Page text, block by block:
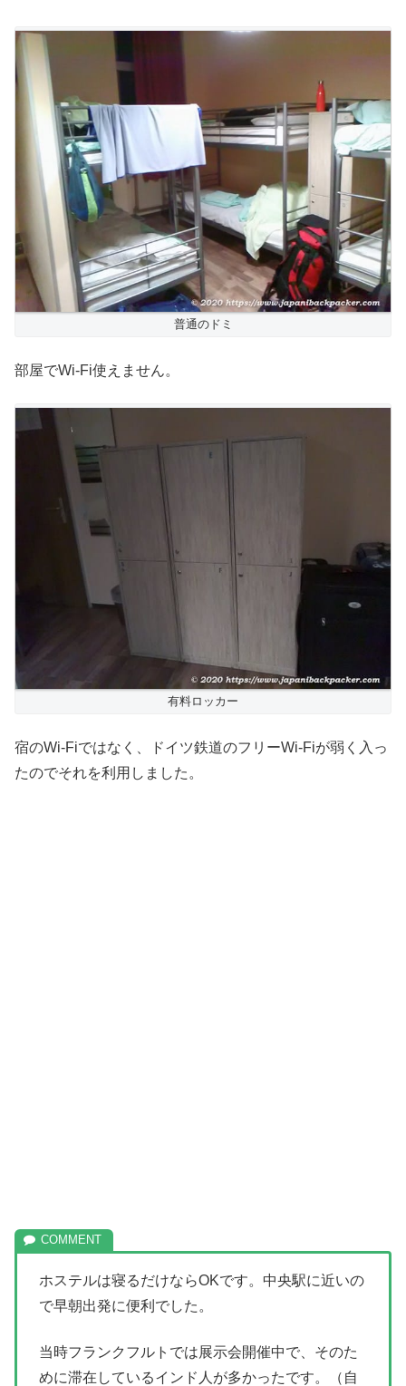
普通のドミ
部屋でWi-Fi使えません。
有料ロッカー
宿のWi-Fiではなく、ドイツ鉄道のフリーWi-Fiが弱く入っ
たのでそれを利用しました。
ホステルは寝るだけならOKです。中央駅に近いの
で早朝出発に便利でした。
当時フランクフルトでは展示会開催中で、そのた
めに滞在しているインド人が多かったです。（自